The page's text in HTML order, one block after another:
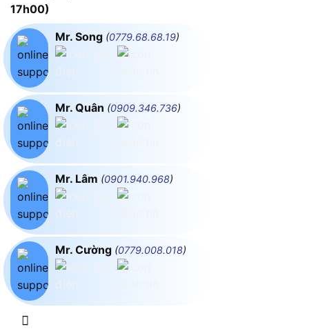
17h00)
Mr. Song (0779.68.68.19)
Mr. Quân (0909.346.736)
Mr. Lâm (0901.940.968)
Mr. Cường (0779.008.018)